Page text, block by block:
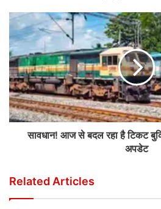
सावधान! आज से बदल रहा है टिकट
अपडेट
Related Articles